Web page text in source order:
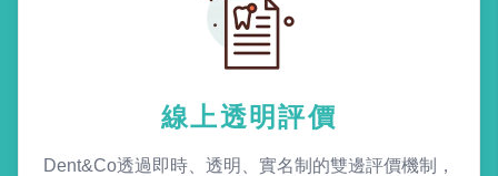
線上透明評價
Dent&Co透過即時、透明、實名制的雙邊評價機制，